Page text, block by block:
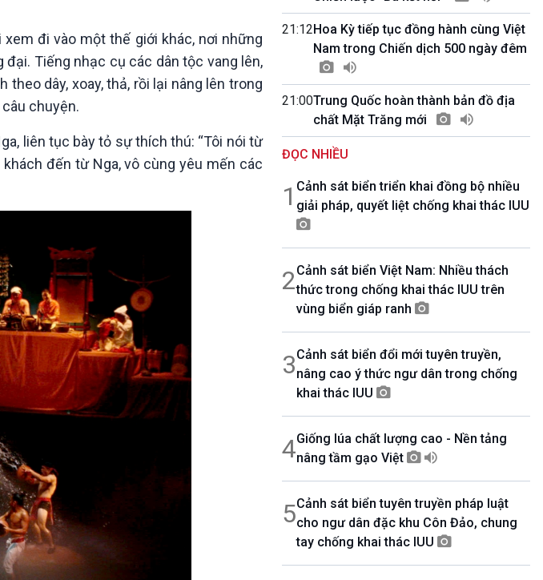
E-Magazine
10 phút Sự kiện - Luận bàn
Câu chuyện thời sự
Dòng chảy sự kiện
Diễn đàn chủ nhật
Chuyện đêm
đi vào một thế giới khác, nơi những
Tiếng nhạc cụ các dân tộc vang lên,
dây, xoay, thả, rồi lại nâng lên trong
chuyện.
liên tục bày tỏ sự thích thú: “Tôi nói từ
đến từ Nga, vô cùng yêu mến các
21:12Hoa Kỳ tiếp tục đồng hành cùng Việt
Nam trong Chiến dịch 500 ngày đêm
21:00Trung Quốc hoàn thành bản đồ địa
chất Mặt Trăng mới
ĐỌC NHIỀU
1 Cảnh sát biển triển khai đồng bộ nhiều
giải pháp, quyết liệt chống khai thác IUU
2Cảnh sát biển Việt Nam: Nhiều thách
thức trong chống khai thác IUU trên
vùng biển giáp ranh
3Cảnh sát biển đổi mới tuyên truyền,
nâng cao ý thức ngư dân trong chống
khai thác IUU
4Giống lúa chất lượng cao - Nền tảng
nâng tầm gạo Việt
5Cảnh sát biển tuyên truyền pháp luật
cho ngư dân đặc khu Côn Đảo, chung
tay chống khai thác IUU